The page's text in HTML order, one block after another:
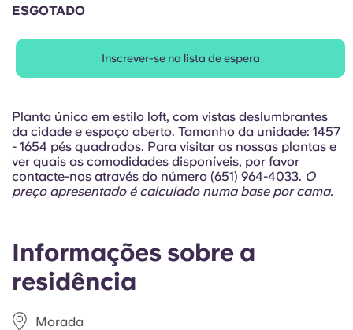
Deutsch
Italian
French
Portuguese
Informações sobre a
residência
Morada
ESGOTADO
Inscrever-se na lista de espera
Planta única em estilo loft, com vistas deslumbrantes
da cidade e espaço aberto. Tamanho da unidade: 1457
- 1654 pés quadrados. Para visitar as nossas plantas e
ver quais as comodidades disponíveis, por favor
contacte-nos através do número (651) 964-4033. O
preço apresentado é calculado numa base por cama.